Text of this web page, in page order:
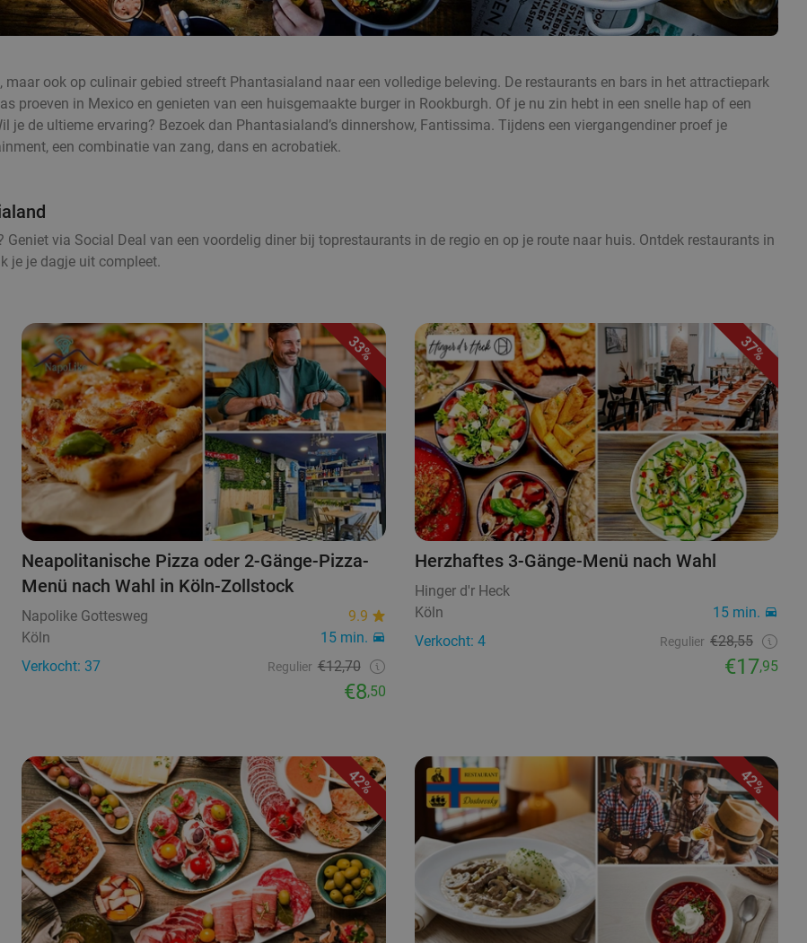
ook op culinair gebied streeft Phantasialand naar een volledige beleving. De restaurants en bars in het attractiepark
proeven in Mexico en genieten van een huisgemaakte burger in Rookburgh. Of je nu zin hebt in een snelle hap of een
de ultieme ervaring? Bezoek dan Phantasialand’s dinnershow, Fantissima. Tijdens een viergangendiner proef je
een combinatie van zang, dans en acrobatiek.
via Social Deal van een voordelig diner bij toprestaurants in de regio en op je route naar huis. Ontdek restaurants in
je je dagje uit compleet.
33%
Neapolitanische Pizza oder 2-Gänge-Pizza-
Menü nach Wahl in Köln-Zollstock
Napolike Gottesweg
9.9
Köln
15 min.
Verkocht: 37
Regulier €12,70
€8,50
37%
Herzhaftes 3-Gänge-Menü nach Wahl
Hinger d'r Heck
Köln
15 min.
Verkocht: 4
Regulier €28,55
€17,95
42% 42%